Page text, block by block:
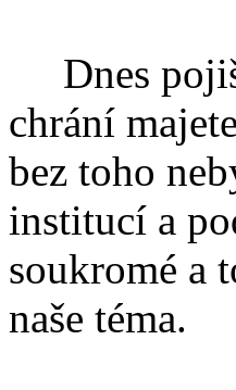
Dnes
chrání
bez toho
institucí a
soukromé a
naše téma.